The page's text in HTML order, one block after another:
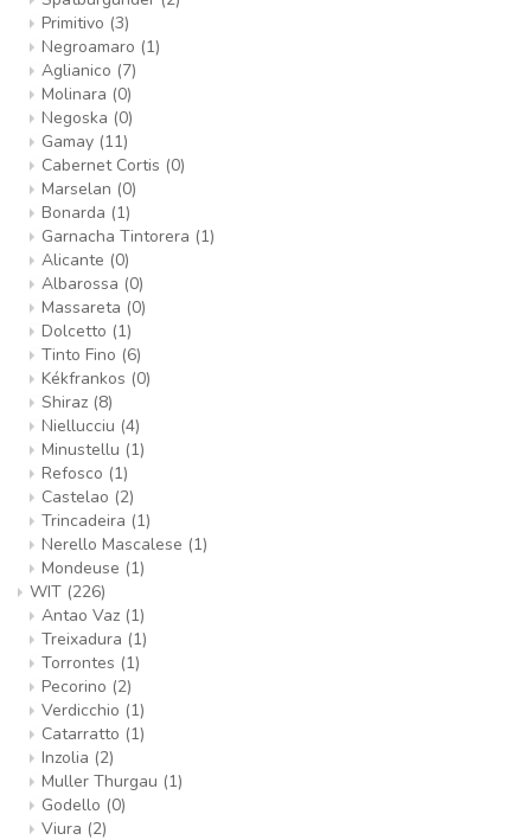
Primitivo (3)
Negroamaro (1)
Aglianico (7)
Molinara (0)
Negoska (0)
Gamay (11)
Cabernet Cortis (0)
Marselan (0)
Bonarda (1)
Garnacha Tintorera (1)
Alicante (0)
Albarossa (0)
Massareta (0)
Dolcetto (1)
Tinto Fino (6)
Kékfrankos (0)
Shiraz (8)
Niellucciu (4)
Minustellu (1)
Refosco (1)
Castelao (2)
Trincadeira (1)
Nerello Mascalese (1)
Mondeuse (1)
WIT (226)
Antao Vaz (1)
Treixadura (1)
Torrontes (1)
Pecorino (2)
Verdicchio (1)
Catarratto (1)
Inzolia (2)
Muller Thurgau (1)
Godello (0)
Viura (2)